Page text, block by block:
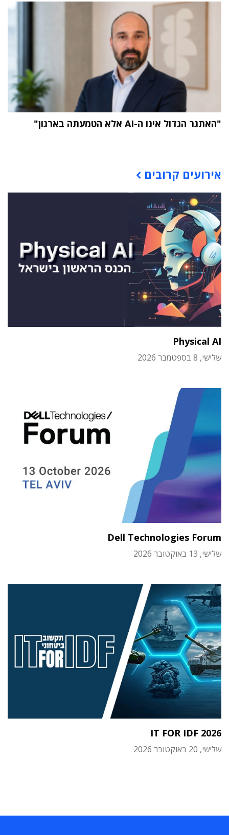
"האתגר הגדול אינו ה-AI אלא הטמעתה בארגון"
אירועים קרובים
Physical AI
שלישי, 8 בספטמבר 2026
Dell Technologies Forum
שלישי, 13 באוקטובר 2026
IT FOR IDF 2026
שלישי, 20 באוקטובר 2026